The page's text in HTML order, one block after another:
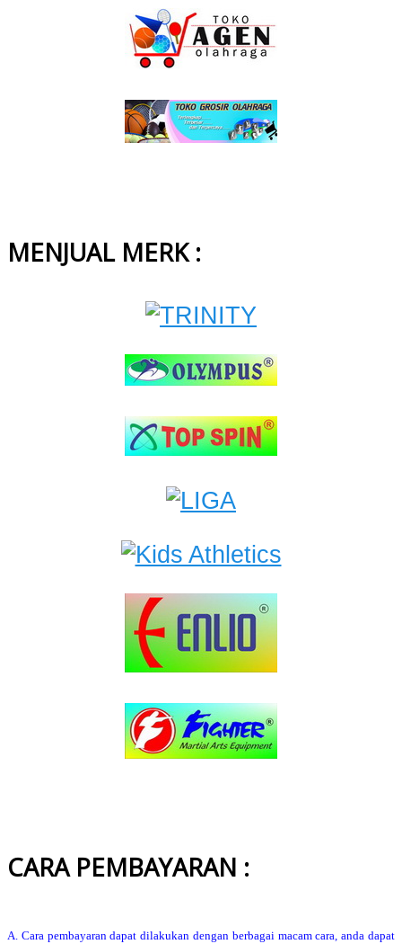
MENJUAL MERK :
CARA PEMBAYARAN :
A. Cara pembayaran dapat dilakukan dengan berbagai macam cara, anda dapat